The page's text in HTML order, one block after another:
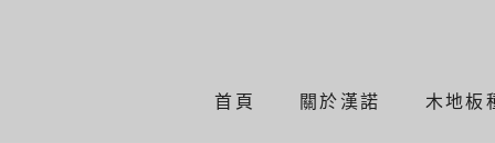
首頁 關於漢諾 木地板